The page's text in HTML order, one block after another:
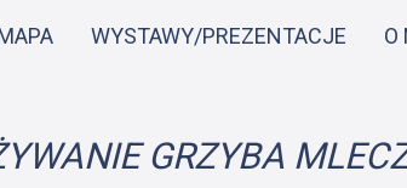
do
WYSTAWY/PREZENTACJE O
GRZYBA